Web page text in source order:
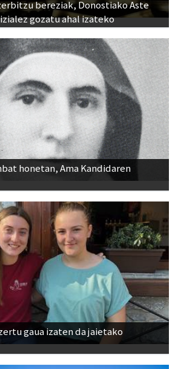
honetan, Ama Kandidaren
gaua izaten da jaietako